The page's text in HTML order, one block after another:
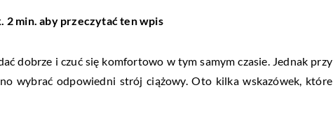
2 min. aby przeczytać ten wpis
dobrze i czuć się komfortowo w tym samym czasie. Jednak przy
wybrać odpowiedni strój ciążowy. Oto kilka wskazówek, które